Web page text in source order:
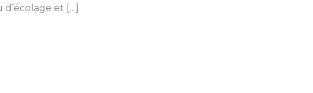
et […]